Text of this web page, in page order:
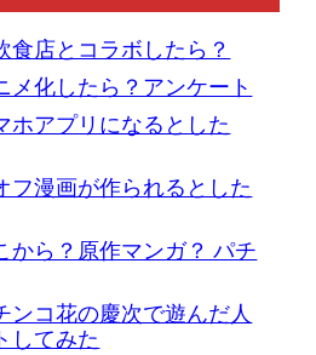
店とコラボしたら？
メ化したら？アンケート
ホアプリになるとした
フ漫画が作られるとした
から？原作マンガ？ パチ
ンコ花の慶次で遊んだ人
してみた